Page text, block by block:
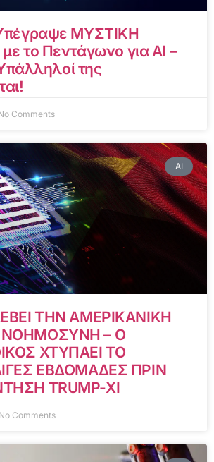
ΜΥΣΤΙΚΗ
το Πεντάγωνο για AI –
Υπάλληλοί της
Comments
AI
ΤΗΝ ΑΜΕΡΙΚΑΝΙΚΗ
– Ο
ΧΤΥΠΑΕΙ ΤΟ
ΕΒΔΟΜΑΔΕΣ ΠΡΙΝ
TRUMP-XI
No Comments